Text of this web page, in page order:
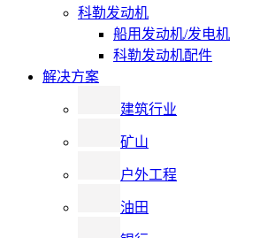
科勒发动机
船用发动机/发电机
科勒发动机配件
解决方案
建筑行业
矿山
户外工程
油田